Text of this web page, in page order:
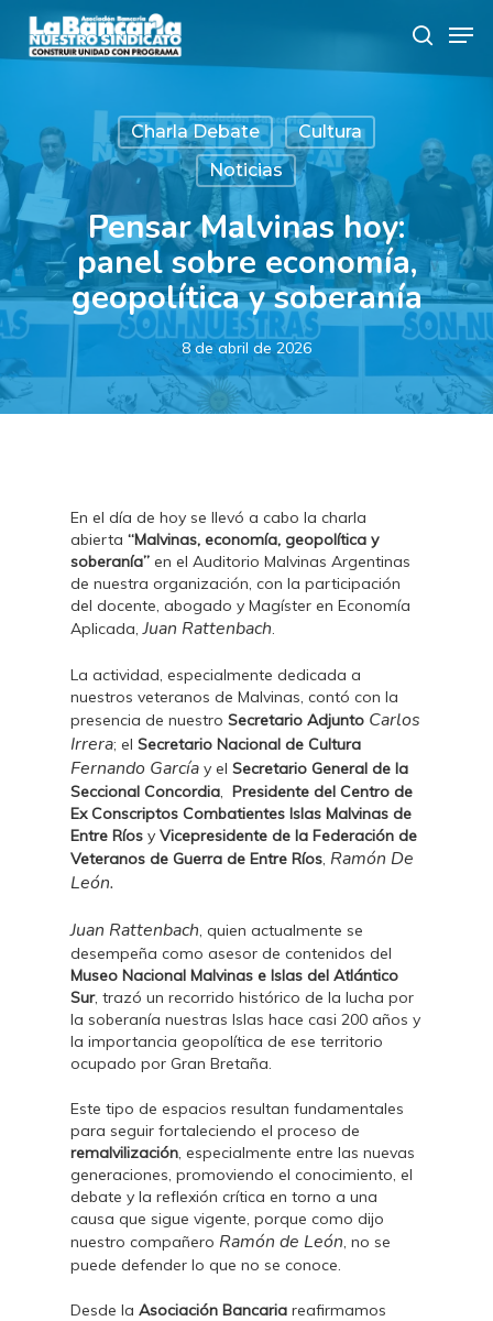
main
search
Charla Debate
Cultura
Noticias
Pensar Malvinas hoy:
panel sobre economía,
geopolítica y soberanía
8 de abril de 2026
En el día de hoy se llevó a cabo la charla
abierta“Malvinas, economía, geopolítica y
soberanía” en el Auditorio Malvinas Argentinas
de nuestra organización, con la participación
del docente, abogado y Magíster en Economía
Aplicada,Juan Rattenbach.
La actividad, especialmente dedicada a
nuestros veteranos de Malvinas, contó con la
presencia de nuestroSecretario Adjunto Carlos
Irrera; elSecretario Nacional de Cultura
Fernando García y elSecretario General de la
Seccional Concordia,Presidente del Centro de
Ex Conscriptos Combatientes Islas Malvinas de
Entre Ríos yVicepresidente de la Federación de
Veteranos de Guerra de Entre Ríos, Ramón De
León.
Juan Rattenbach, quien actualmente se
desempeña como asesor de contenidos del
Museo Nacional Malvinas e Islas del Atlántico
Sur, trazó un recorrido histórico de la lucha por
la soberanía nuestras Islas hace casi 200 años y
la importancia geopolítica de ese territorio
ocupado por Gran Bretaña.
Este tipo de espacios resultan fundamentales
para seguir fortaleciendo el proceso de
remalvilización, especialmente entre las nuevas
generaciones, promoviendo el conocimiento, el
debate y la reflexión crítica en torno a una
causa que sigue vigente, porque como dijo
nuestro compañero Ramón de León, no se
puede defender lo que no se conoce.
Desde laAsociación Bancaria reafirmamos